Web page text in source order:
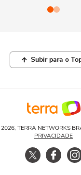
Subir para o
TERRA NETWORKS
PRIVACIDADE